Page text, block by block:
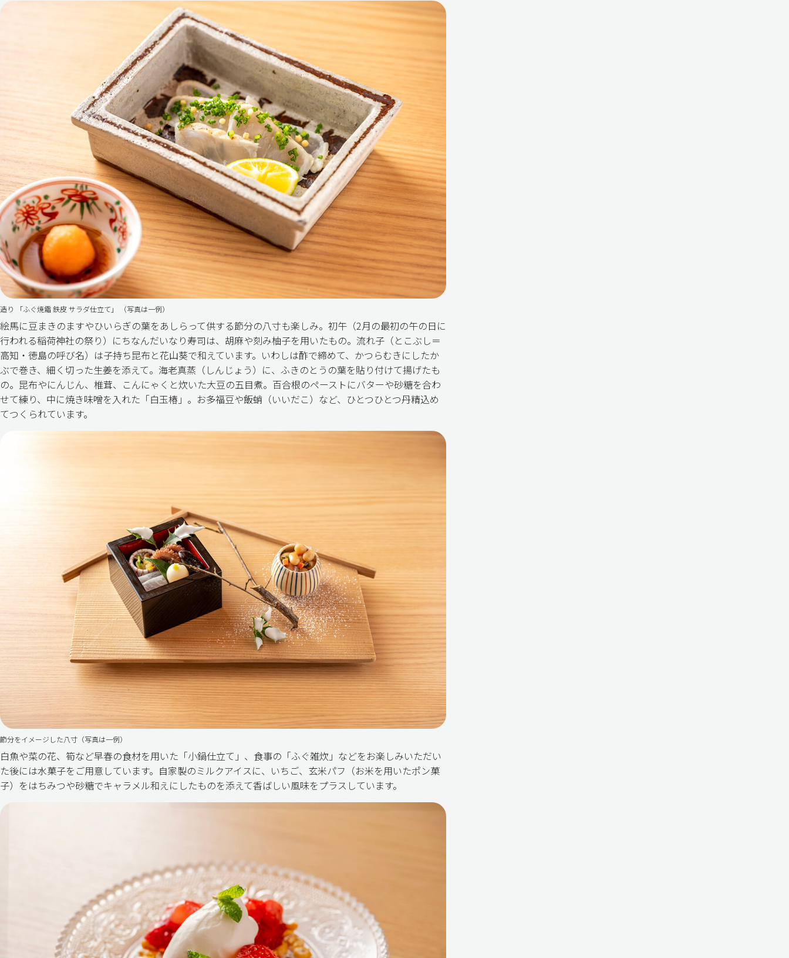
造り 「ふぐ焼霜 鉄皮 サラダ仕立て」 （写真は一例）
絵馬に豆まきのますやひいらぎの葉をあしらって供する節分の八寸も楽しみ。初午（2月の最初の午の日に
行われる稲荷神社の祭り）にちなんだいなり寿司は、胡麻や刻み柚子を用いたもの。流れ子（とこぶし＝
高知・徳島の呼び名）は子持ち昆布と花山葵で和えています。いわしは酢で締めて、かつらむきにしたか
ぶで巻き、細く切った生姜を添えて。海老真蒸（しんじょう）に、ふきのとうの葉を貼り付けて揚げたも
の。昆布やにんじん、椎茸、こんにゃくと炊いた大豆の五目煮。百合根のペーストにバターや砂糖を合わ
せて練り、中に焼き味噌を入れた「白玉椿」。お多福豆や飯蛸（いいだこ）など、ひとつひとつ丹精込め
てつくられています。
節分をイメージした八寸（写真は一例）
白魚や菜の花、筍など早春の食材を用いた「小鍋仕立て」、食事の「ふぐ雑炊」などをお楽しみいただい
た後には水菓子をご用意しています。自家製のミルクアイスに、いちご、玄米パフ（お米を用いたポン菓
子）をはちみつや砂糖でキャラメル和えにしたものを添えて香ばしい風味をプラスしています。